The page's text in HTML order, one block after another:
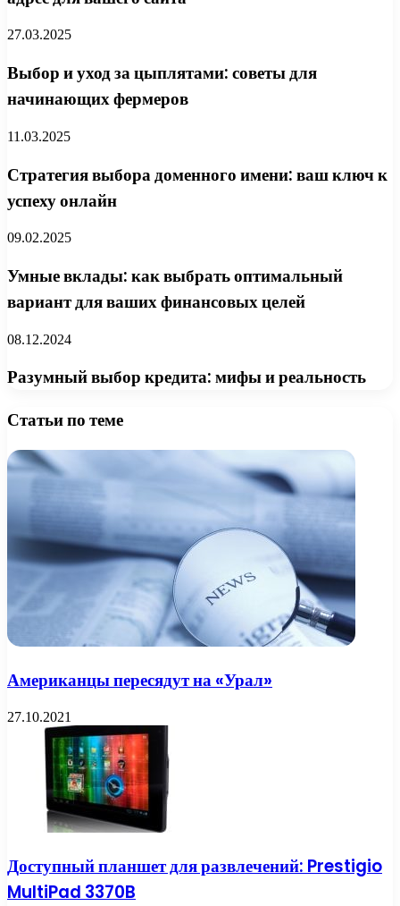
27.03.2025
Выбор и уход за цыплятами: советы для
начинающих фермеров
11.03.2025
Стратегия выбора доменного имени: ваш ключ к
успеху онлайн
09.02.2025
Умные вклады: как выбрать оптимальный
вариант для ваших финансовых целей
08.12.2024
Разумный выбор кредита: мифы и реальность
Статьи по теме
Американцы пересядут на «Урал»
27.10.2021
Доступный планшет для развлечений: Prestigio
MultiPad 3370B